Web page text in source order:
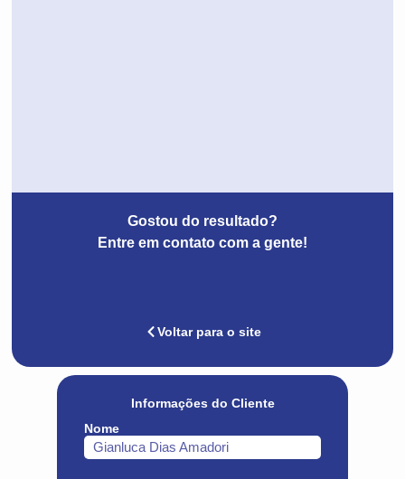
Gostou do resultado?
Entre em contato com a gente!
Voltar para o site
Informações do Cliente
Nome
Gianluca Dias Amadori